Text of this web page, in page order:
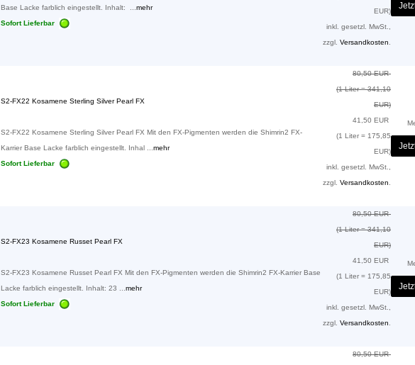
Base Lacke farblich eingestellt. Inhalt: ... mehr
Sofort Lieferbar
EUR)
inkl. gesetzl. MwSt.,
zzgl. Versandkosten
S2-FX22 Kosamene Sterling Silver Pearl FX
S2-FX22 Kosamene Sterling Silver Pearl FX Mit den FX-Pigmenten werden die Shimrin2 FX-
Karrier Base Lacke farblich eingestellt. Inhal ... mehr
Sofort Lieferbar
80,50 EUR
(1 Liter = 341,10
EUR)
41,50 EUR
(1 Liter = 175,85
EUR)
inkl. gesetzl. MwSt.,
zzgl. Versandkosten
S2-FX23 Kosamene Russet Pearl FX
S2-FX23 Kosamene Russet Pearl FX Mit den FX-Pigmenten werden die Shimrin2 FX-Karrier Base
Lacke farblich eingestellt. Inhalt: 23 ... mehr
Sofort Lieferbar
80,50 EUR
(1 Liter = 341,10
EUR)
41,50 EUR
(1 Liter = 175,85
EUR)
inkl. gesetzl. MwSt.,
zzgl. Versandkosten
80,50 EUR